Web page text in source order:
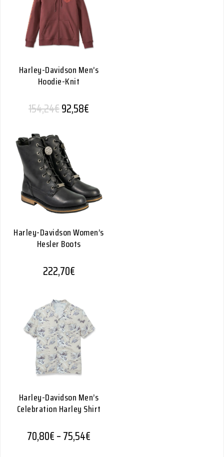
Harley-Davidson Men’s
Hoodie-Knit
154,24€Alkuperäinen hinta oli: 154,24€.
92,58€
Harley-Davidson Women’s
Hesler Boots
222,70€
Harley-Davidson Men’s
Celebration Harley Shirt
70,80€–75,54€